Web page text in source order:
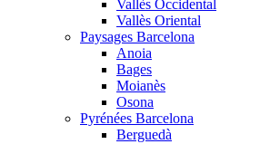
Vallès Occidental
Vallès Oriental
Paysages Barcelona
Anoia
Bages
Moianès
Osona
Pyrénées Barcelona
Berguedà